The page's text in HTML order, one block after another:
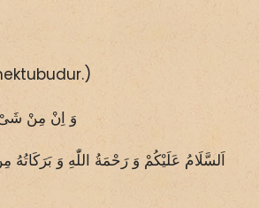
وَ اِنْ مِنْ
اَلسَّلَامُ عَلَيْكُمْ وَ رَحْمَةُ اللّٰهِ وَ بَرَكَاتُهُ